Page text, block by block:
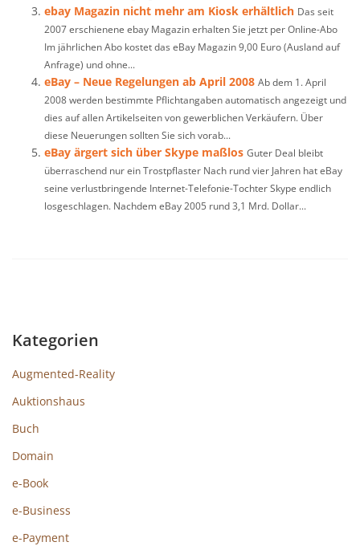
ebay Magazin nicht mehr am Kiosk erhältlich Das seit
2007 erschienene ebay Magazin erhalten Sie jetzt per Online-Abo
Im jährlichen Abo kostet das eBay Magazin 9,00 Euro (Ausland auf
Anfrage) und ohne...
eBay – Neue Regelungen ab April 2008 Ab dem 1. April
2008 werden bestimmte Pflichtangaben automatisch angezeigt und
dies auf allen Artikelseiten von gewerblichen Verkäufern. Über
diese Neuerungen sollten Sie sich vorab...
eBay ärgert sich über Skype maßlos Guter Deal bleibt
überraschend nur ein Trostpflaster Nach rund vier Jahren hat eBay
seine verlustbringende Internet-Telefonie-Tochter Skype endlich
losgeschlagen. Nachdem eBay 2005 rund 3,1 Mrd. Dollar...
Kategorien
Augmented-Reality
Auktionshaus
Buch
Domain
e-Book
e-Business
e-Payment